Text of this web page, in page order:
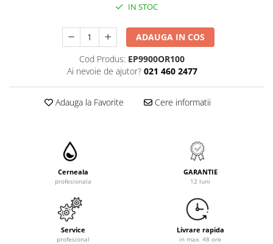
IN STOC
ADAUGA IN COS
Cod Produs: EP9900OR100
Ai nevoie de ajutor? 021 460 2477
Adauga la Favorite Cere informatii
Cerneala
profesionala
GARANTIE
12 luni
Service
profesional
Livrare rapida
in max. 48 ore